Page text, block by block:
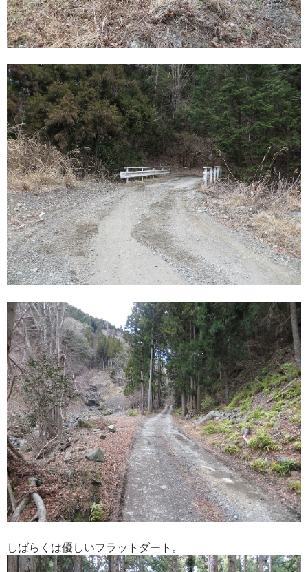
しばらくは優しいフラットダート。